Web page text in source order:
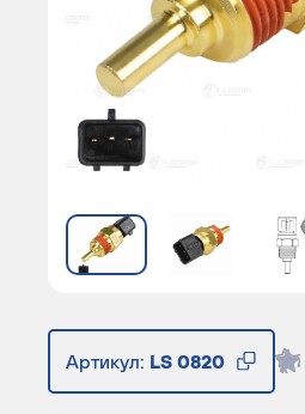
Артикул: LS 0820